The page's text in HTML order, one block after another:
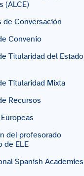
(ALCE)
de Conversación
Convenio
Titularidad del Estado
Titularidad Mixta
Recursos
del profesorado
de ELE
Spanish Academies